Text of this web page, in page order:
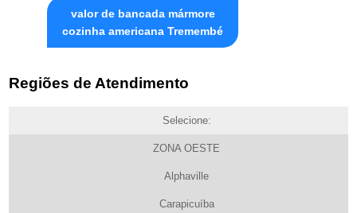
valor de bancada mármore
cozinha americana Tremembé
Regiões de Atendimento
Selecione:
ZONA OESTE
Alphaville
Carapicuíba